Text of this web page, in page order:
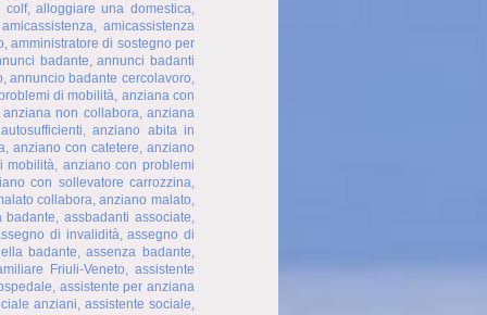
alloggiare una domestica,
amicassistenza
amministratore di sostegno per
badante, annunci badanti
annuncio badante cercolavoro,
di mobilità, anziana con
non collabora, anziana
anziano abita in
anziano con catetere, anziano
anziano con problemi
con sollevatore carrozzina,
collabora, anziano malato,
assbadanti associate,
di invalidità, assegno di
badante, assenza badante,
Friuli-Veneto, assistente
assistente per anziana
anziani, assistente sociale,